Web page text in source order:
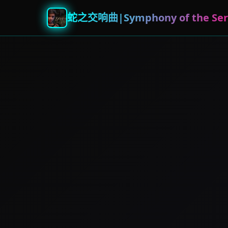
蛇之交响曲|Symphony of the